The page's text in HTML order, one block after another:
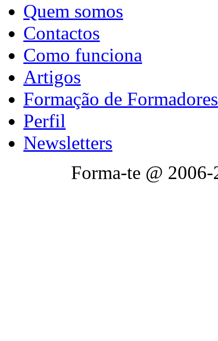
Quem somos
Contactos
Como funciona
Artigos
Formação de Formadores
Perfil
Newsletters
Forma-te @